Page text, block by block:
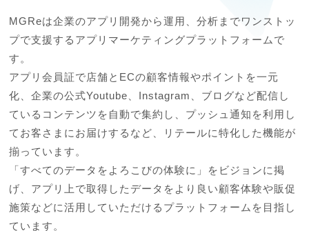
MGReは企業のアプリ開発から運用、分析までワンストッ
プで支援するアプリマーケティングプラットフォームで
す。
アプリ会員証で店舗とECの顧客情報やポイントを一元
化、企業の公式Youtube、Instagram、ブログなど配信し
ているコンテンツを自動で集約し、プッシュ通知を利用し
てお客さまにお届けするなど、リテールに特化した機能が
揃っています。
「すべてのデータをよろこびの体験に」をビジョンに掲
げ、アプリ上で取得したデータをより良い顧客体験や販促
施策などに活用していただけるプラットフォームを目指し
ています。